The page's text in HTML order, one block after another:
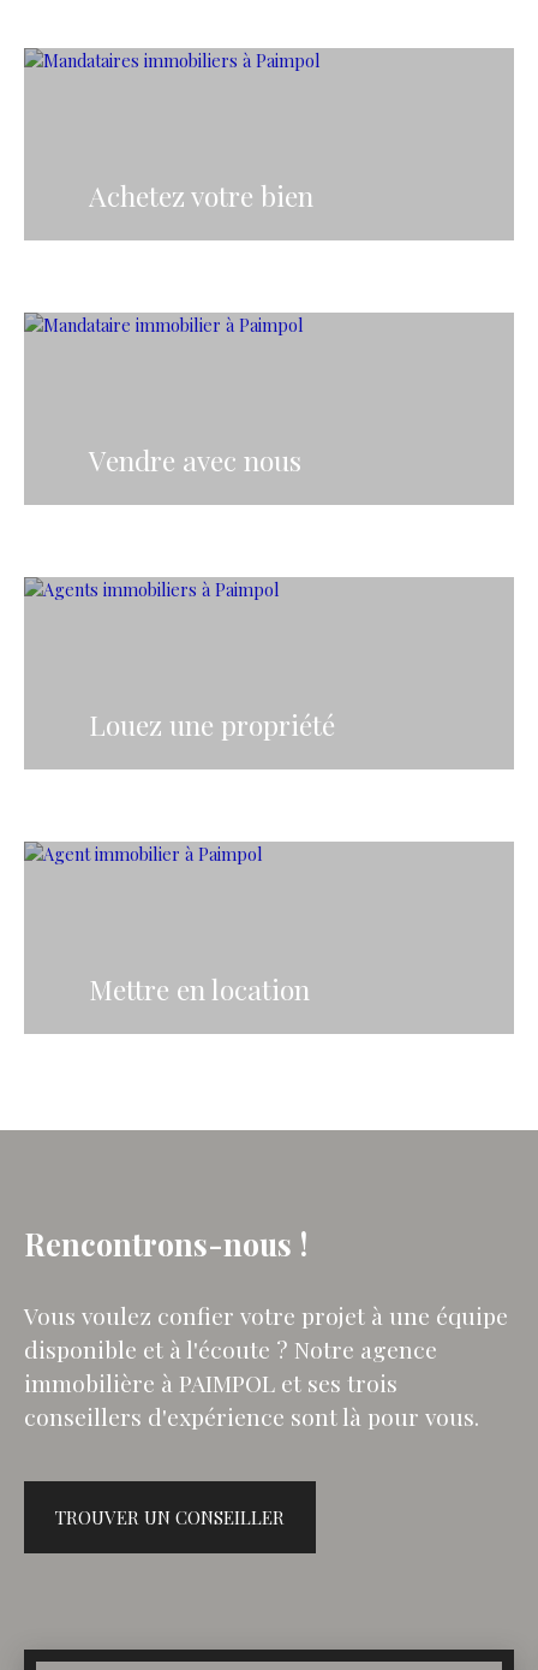
Achetez votre bien
Vendre avec nous
Louez une propriété
Mettre en location
Rencontrons-nous !
Vous voulez confier votre projet à une équipe
disponible et à l'écoute ? Notre agence
immobilière à PAIMPOL et ses trois
conseillers d'expérience sont là pour vous.
TROUVER UN CONSEILLER